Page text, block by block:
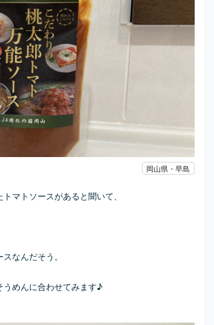
岡山県・早島
マトソースがあると聞いて、
なんだそう。
うめんに合わせてみます♪